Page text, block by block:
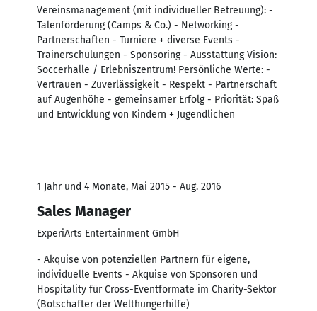
Vereinsmanagement (mit individueller Betreuung): -
Talenförderung (Camps & Co.) - Networking -
Partnerschaften - Turniere + diverse Events -
Trainerschulungen - Sponsoring - Ausstattung Vision:
Soccerhalle / Erlebniszentrum! Persönliche Werte: -
Vertrauen - Zuverlässigkeit - Respekt - Partnerschaft
auf Augenhöhe - gemeinsamer Erfolg - Priorität: Spaß
und Entwicklung von Kindern + Jugendlichen
1 Jahr und 4 Monate, Mai 2015 - Aug. 2016
Sales Manager
ExperiArts Entertainment GmbH
- Akquise von potenziellen Partnern für eigene,
individuelle Events - Akquise von Sponsoren und
Hospitality für Cross-Eventformate im Charity-Sektor
(Botschafter der Welthungerhilfe)